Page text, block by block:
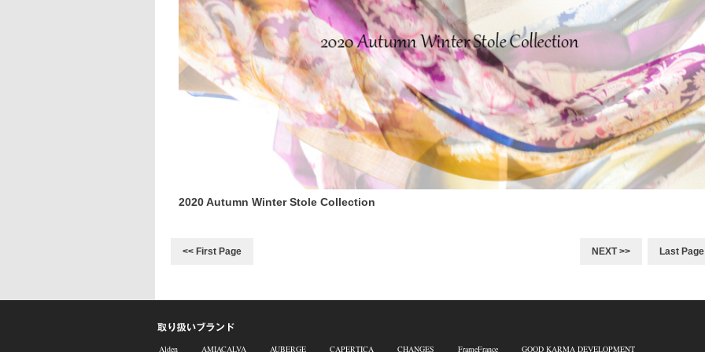
2020 Autumn Winter Stole Collection
<< First Page Last
NEXT >>
Alden AMIACALVA AUBERGE CAPERTICA CHANGES FrameFrance GOOD KARMA DEVELOPMENT